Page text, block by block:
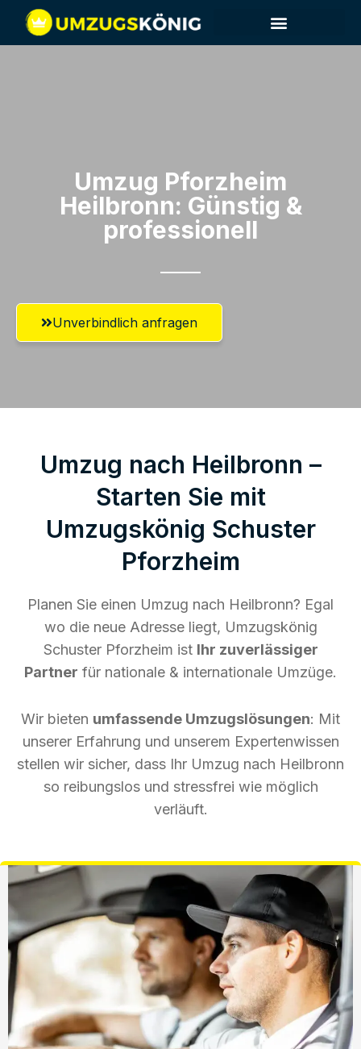
Umzug Pforzheim​
Heilbronn: Günstig &
professionell​
Unverbindlich anfragen
Umzug nach Heilbronn –
Starten Sie mit
Umzugskönig Schuster
Pforzheim
Planen Sie einen Umzug nach Heilbronn? Egal
wo die neue Adresse liegt, Umzugskönig
Schuster Pforzheim ist Ihr zuverlässiger
Partner für nationale & internationale Umzüge.
Wir bieten umfassende Umzugslösungen: Mit
unserer Erfahrung und unserem Expertenwissen
stellen wir sicher, dass Ihr Umzug nach Heilbronn
so reibungslos und stressfrei wie möglich
verläuft.